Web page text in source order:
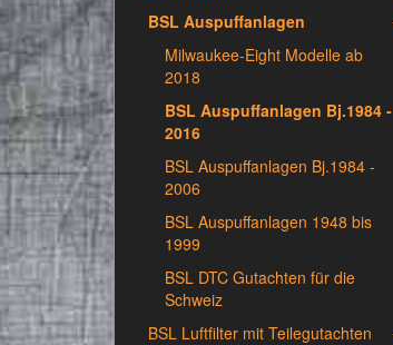
BSL Auspuffanlagen
Milwaukee-Eight Modelle ab
2018
BSL Auspuffanlagen Bj.1984 -
2016
BSL Auspuffanlagen Bj.1984 -
2006
BSL Auspuffanlagen 1948 bis
1999
BSL DTC Gutachten für die
Schweiz
BSL Luftfilter mit Teilegutachten